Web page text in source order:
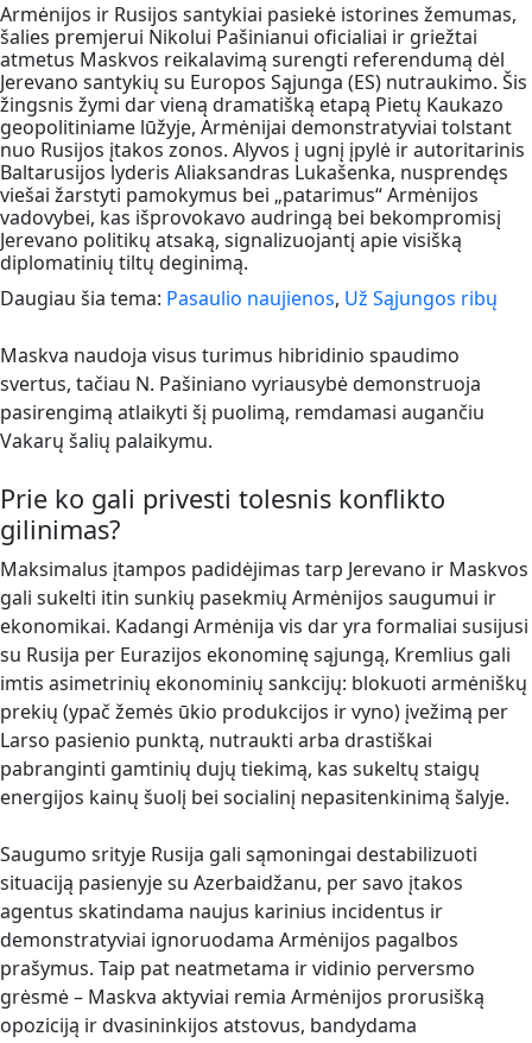
Armėnijos ir Rusijos santykiai pasiekė istorines žemumas,
šalies premjerui Nikolui Pašinianui oficialiai ir griežtai
atmetus Maskvos reikalavimą surengti referendumą dėl
Jerevano santykių su Europos Sąjunga (ES) nutraukimo. Šis
žingsnis žymi dar vieną dramatišką etapą Pietų Kaukazo
geopolitiniame lūžyje, Armėnijai demonstratyviai tolstant
nuo Rusijos įtakos zonos. Alyvos į ugnį įpylė ir autoritarinis
Baltarusijos lyderis Aliaksandras Lukašenka, nusprendęs
viešai žarstyti pamokymus bei „patarimus“ Armėnijos
vadovybei, kas išprovokavo audringą bei bekompromisį
Jerevano politikų atsaką, signalizuojantį apie visišką
diplomatinių tiltų deginimą.
Daugiau šia tema: Pasaulio naujienos, Už Sąjungos ribų
Maskva naudoja visus turimus hibridinio spaudimo
svertus, tačiau N. Pašiniano vyriausybė demonstruoja
pasirengimą atlaikyti šį puolimą, remdamasi augančiu
Vakarų šalių palaikymu.
Prie ko gali privesti tolesnis konflikto
gilinimas?
Maksimalus įtampos padidėjimas tarp Jerevano ir Maskvos
gali sukelti itin sunkių pasekmių Armėnijos saugumui ir
ekonomikai. Kadangi Armėnija vis dar yra formaliai susijusi
su Rusija per Eurazijos ekonominę sąjungą, Kremlius gali
imtis asimetrinių ekonominių sankcijų: blokuoti armėniškų
prekių (ypač žemės ūkio produkcijos ir vyno) įvežimą per
Larso pasienio punktą, nutraukti arba drastiškai
pabranginti gamtinių dujų tiekimą, kas sukeltų staigų
energijos kainų šuolį bei socialinį nepasitenkinimą šalyje.
Saugumo srityje Rusija gali sąmoningai destabilizuoti
situaciją pasienyje su Azerbaidžanu, per savo įtakos
agentus skatindama naujus karinius incidentus ir
demonstratyviai ignoruodama Armėnijos pagalbos
prašymus. Taip pat neatmetama ir vidinio perversmo
grėsmė – Maskva aktyviai remia Armėnijos prorusišką
opoziciją ir dvasininkijos atstovus, bandydama